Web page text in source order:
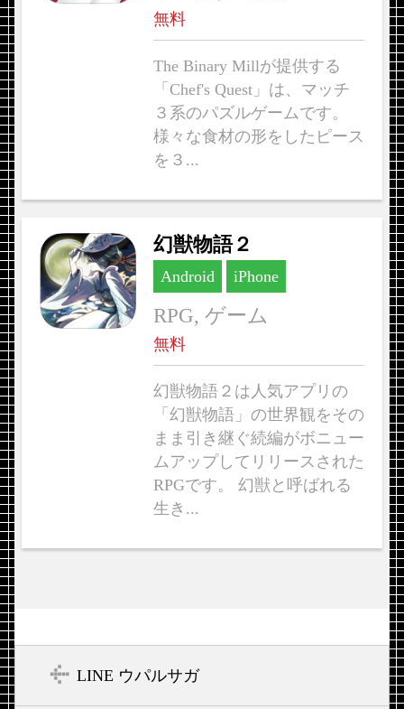
無料
The Binary Millが提供する
「Chef's Quest」は、マッチ
３系のパズルゲームです。
様々な食材の形をしたピース
を３...
幻獣物語２
Android iPhone
RPG, ゲーム
無料
幻獣物語２は人気アプリの
「幻獣物語」の世界観をその
まま引き継ぐ続編がボニュー
ムアップしてリリースされた
RPGです。 幻獣と呼ばれる
生き...
LINE ウパルサガ